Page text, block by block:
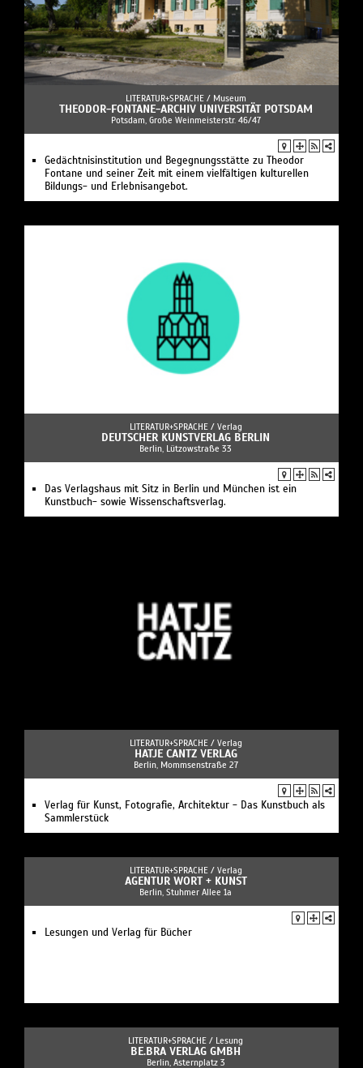
LITERATUR+SPRACHE / Museum
THEODOR-FONTANE-ARCHIV UNIVERSITÄT POTSDAM
Potsdam, Große Weinmeisterstr. 46/47
Gedächtnisinstitution und Begegnungsstätte zu Theodor
Fontane und seiner Zeit mit einem vielfältigen kulturellen
Bildungs- und Erlebnisangebot.
LITERATUR+SPRACHE / Verlag
DEUTSCHER KUNSTVERLAG BERLIN
Berlin, Lützowstraße 33
Das Verlagshaus mit Sitz in Berlin und München ist ein
Kunstbuch- sowie Wissenschaftsverlag.
LITERATUR+SPRACHE / Verlag
HATJE CANTZ VERLAG
Berlin, Mommsenstraße 27
Verlag für Kunst, Fotografie, Architektur - Das Kunstbuch als
Sammlerstück
LITERATUR+SPRACHE / Verlag
AGENTUR WORT + KUNST
Berlin, Stuhmer Allee 1a
Lesungen und Verlag für Bücher
LITERATUR+SPRACHE / Lesung
BE.BRA VERLAG GMBH
Berlin, Asternplatz 3